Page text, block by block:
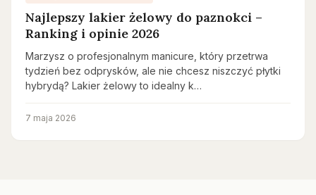
Najlepszy lakier żelowy do paznokci –
Ranking i opinie 2026
Marzysz o profesjonalnym manicure, który przetrwa
tydzień bez odprysków, ale nie chcesz niszczyć płytki
hybrydą? Lakier żelowy to idealny k…
7 maja 2026